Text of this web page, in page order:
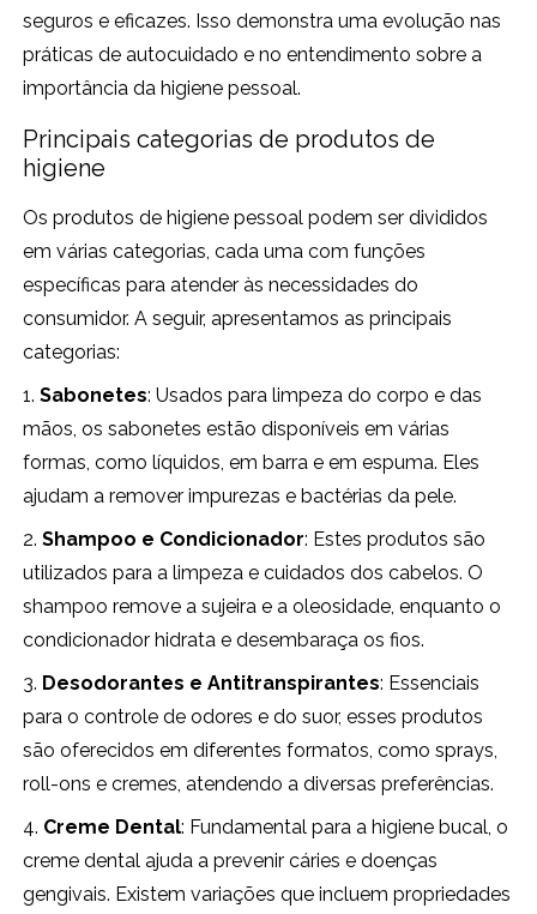
seguros e eficazes. Isso demonstra uma evolução nas
práticas de autocuidado e no entendimento sobre a
importância da higiene pessoal.
Principais categorias de produtos de
higiene
Os produtos de higiene pessoal podem ser divididos
em várias categorias, cada uma com funções
específicas para atender às necessidades do
consumidor. A seguir, apresentamos as principais
categorias:
1.Sabonetes: Usados para limpeza do corpo e das
mãos, os sabonetes estão disponíveis em várias
formas, como líquidos, em barra e em espuma. Eles
ajudam a remover impurezas e bactérias da pele.
2.Shampoo e Condicionador: Estes produtos são
utilizados para a limpeza e cuidados dos cabelos. O
shampoo remove a sujeira e a oleosidade, enquanto o
condicionador hidrata e desembaraça os fios.
3. Desodorantes e Antitranspirantes: Essenciais
para o controle de odores e do suor, esses produtos
são oferecidos em diferentes formatos, como sprays,
roll-ons e cremes, atendendo a diversas preferências.
4. Creme Dental: Fundamental para a higiene bucal, o
creme dental ajuda a prevenir cáries e doenças
gengivais. Existem variações que incluem propriedades